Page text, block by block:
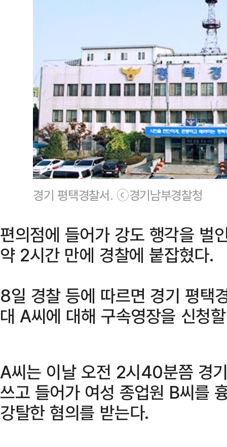
경기 평택경찰서. ⓒ경기남부경찰청
편의점에 들어가 강도 행각을 벌
약 2시간 만에 경찰에 붙잡혔다.
8일 경찰 등에 따르면 경기 평택
대 A씨에 대해 구속영장을 신청
A씨는 이날 오전 2시40분쯤 경
쓰고 들어가 여성 종업원 B씨를
강탈한 혐의를 받는다.